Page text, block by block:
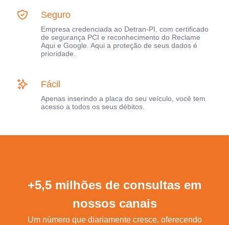
Seguro
Empresa credenciada ao Detran-PI, com certificado
de segurança PCI e reconhecimento do Reclame
Aqui e Google. Aqui a proteção de seus dados é
prioridade.
Fácil
Apenas inserindo a placa do seu veículo, você tem
acesso a todos os seus débitos.
+5,5 milhões de consultas em
nossos canais
Um número que diariamente cresce, oferecendo